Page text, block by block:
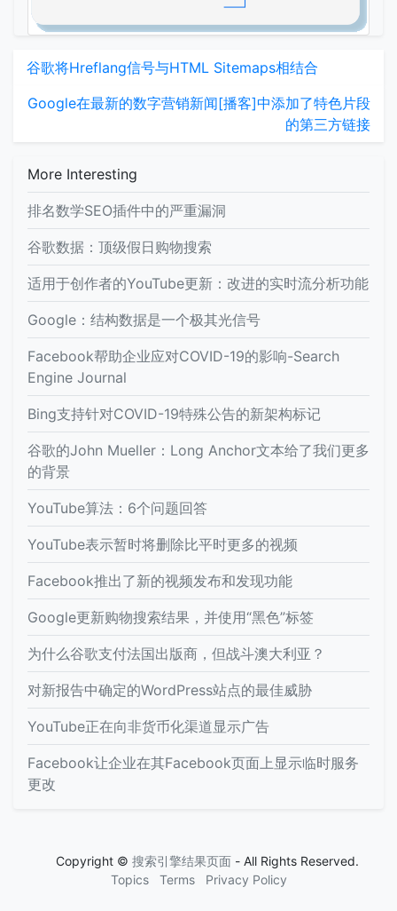
谷歌将Hreflang信号与HTML Sitemaps相结合
Google在最新的数字营销新闻[播客]中添加了特色片段
的第三方链接
More Interesting
排名数学SEO插件中的严重漏洞
谷歌数据：顶级假日购物搜索
适用于创作者的YouTube更新：改进的实时流分析功能
Google：结构数据是一个极其光信号
Facebook帮助企业应对COVID-19的影响-Search
Engine Journal
Bing支持针对COVID-19特殊公告的新架构标记
谷歌的John Mueller：Long Anchor文本给了我们更多
的背景
YouTube算法：6个问题回答
YouTube表示暂时将删除比平时更多的视频
Facebook推出了新的视频发布和发现功能
Google更新购物搜索结果，并使用“黑色”标签
为什么谷歌支付法国出版商，但战斗澳大利亚？
对新报告中确定的WordPress站点的最佳威胁
YouTube正在向非货币化渠道显示广告
Facebook让企业在其Facebook页面上显示临时服务
更改
Copyright © 搜索引擎结果页面 - All Rights Reserved.
Topics
Terms Privacy Policy